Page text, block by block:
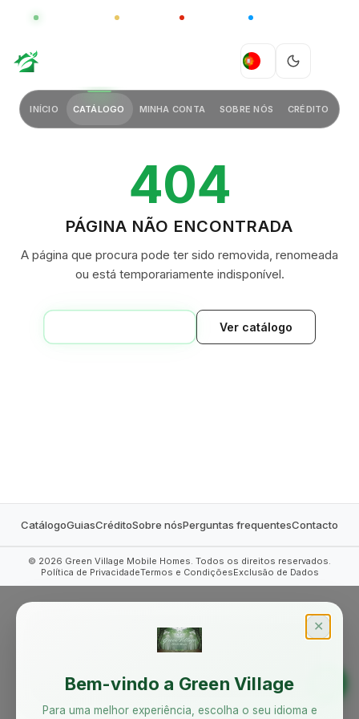
CHINA
PT
INÍCIO CATÁLOGO MINHA CONTA SOBRE NÓS CRÉDITO
404
PÁGINA NÃO ENCONTRADA
A página que procura pode ter sido removida, renomeada
ou está temporariamente indisponível.
Ver catálogo
CatálogoGuiasCréditoSobre nósPerguntas frequentesContacto
© 2026 Green Village Mobile Homes. Todos os direitos reservados.
Política de PrivacidadeTermos e CondiçõesExclusão de Dados
✕
Bem-vindo a Green Village
Para uma melhor experiência, escolha o seu idioma e